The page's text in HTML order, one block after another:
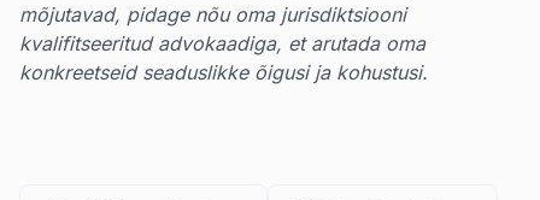
mõjutavad, pidage nõu oma jurisdiktsiooni
kvalifitseeritud advokaadiga, et arutada oma
konkreetseid seaduslikke õigusi ja kohustusi.